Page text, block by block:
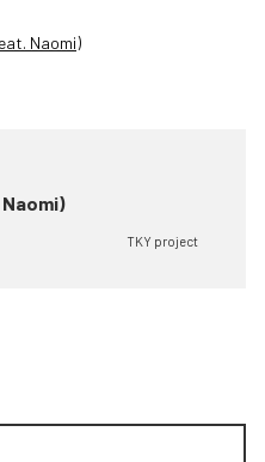
Naomi)
TKY project